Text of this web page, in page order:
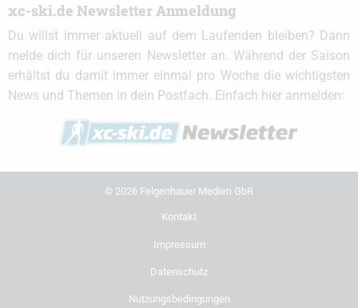
xc-ski.de Newsletter Anmeldung
Du willst immer aktuell auf dem Laufenden bleiben? Dann
melde dich für unseren Newsletter an. Während der Saison
erhältst du damit immer einmal pro Woche die wichtigsten
News und Themen in dein Postfach. Einfach hier anmelden:
© 2026 Felgenhauer Medien GbR
Kontakt
Impressum
Datenschutz
Nutzungsbedingungen